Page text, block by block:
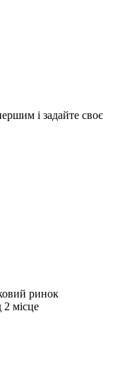
і задайте своє
ринок
2 місце